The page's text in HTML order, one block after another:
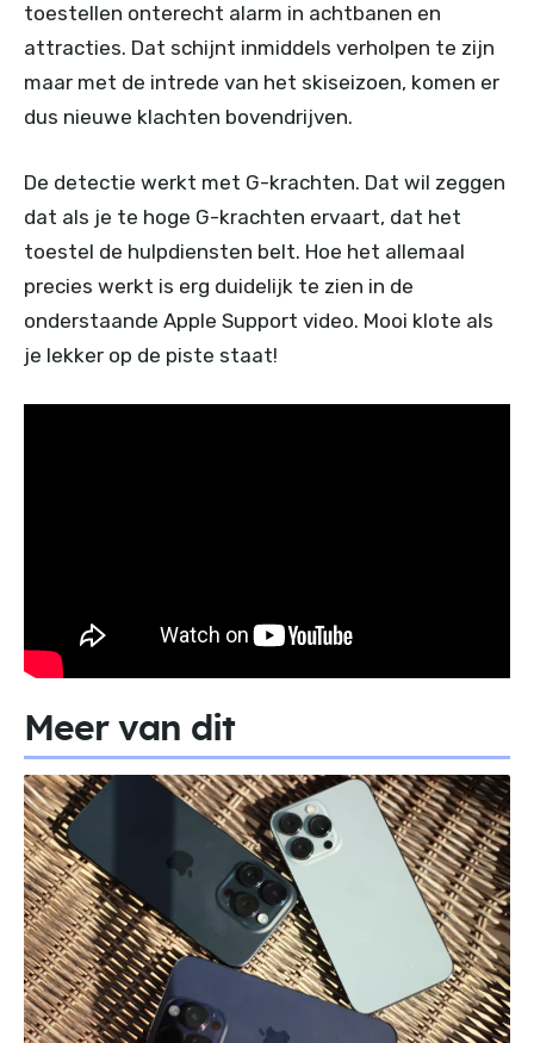
toestellen onterecht alarm in achtbanen en
attracties. Dat schijnt inmiddels verholpen te zijn
maar met de intrede van het skiseizoen, komen er
dus nieuwe klachten bovendrijven.
De detectie werkt met G-krachten. Dat wil zeggen
dat als je te hoge G-krachten ervaart, dat het
toestel de hulpdiensten belt. Hoe het allemaal
precies werkt is erg duidelijk te zien in de
onderstaande Apple Support video. Mooi klote als
je lekker op de piste staat!
Meer van dit